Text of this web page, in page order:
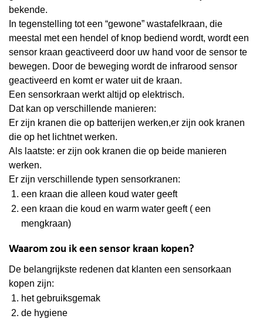
bekende.
In tegenstelling tot een “gewone” wastafelkraan, die
meestal met een hendel of knop bediend wordt, wordt een
sensor kraan geactiveerd door uw hand voor de sensor te
bewegen. Door de beweging wordt de infrarood sensor
geactiveerd en komt er water uit de kraan.
Een sensorkraan werkt altijd op elektrisch.
Dat kan op verschillende manieren:
Er zijn kranen die op batterijen werken,er zijn ook kranen
die op het lichtnet werken.
Als laatste: er zijn ook kranen die op beide manieren
werken.
Er zijn verschillende typen sensorkranen:
een kraan die alleen koud water geeft
een kraan die koud en warm water geeft ( een
mengkraan)
Waarom zou ik een sensor kraan kopen?
De belangrijkste redenen dat klanten een sensorkaan
kopen zijn:
het gebruiksgemak
de hygiene